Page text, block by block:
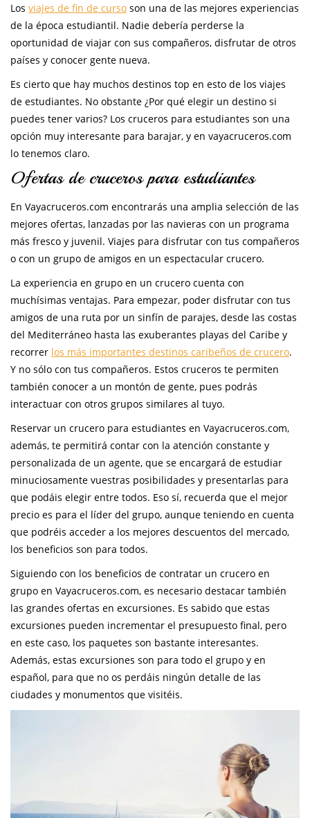
Los viajes de fin de curso son una de las mejores experiencias
de la época estudiantil. Nadie debería perderse la
oportunidad de viajar con sus compañeros, disfrutar de otros
países y conocer gente nueva.
Es cierto que hay muchos destinos top en esto de los viajes
de estudiantes. No obstante ¿Por qué elegir un destino si
puedes tener varios? Los cruceros para estudiantes son una
opción muy interesante para barajar, y en vayacruceros.com
lo tenemos claro.
Ofertas de cruceros para estudiantes
En Vayacruceros.com encontrarás una amplia selección de las
mejores ofertas, lanzadas por las navieras con un programa
más fresco y juvenil. Viajes para disfrutar con tus compañeros
o con un grupo de amigos en un espectacular crucero.
La experiencia en grupo en un crucero cuenta con
muchísimas ventajas. Para empezar, poder disfrutar con tus
amigos de una ruta por un sinfín de parajes, desde las costas
del Mediterráneo hasta las exuberantes playas del Caribe y
recorrer los más importantes destinos caribeños de crucero.
Y no sólo con tus compañeros. Estos cruceros te permiten
también conocer a un montón de gente, pues podrás
interactuar con otros grupos similares al tuyo.
Reservar un crucero para estudiantes en Vayacruceros.com,
además, te permitirá contar con la atención constante y
personalizada de un agente, que se encargará de estudiar
minuciosamente vuestras posibilidades y presentarlas para
que podáis elegir entre todos. Eso sí, recuerda que el mejor
precio es para el líder del grupo, aunque teniendo en cuenta
que podréis acceder a los mejores descuentos del mercado,
los beneficios son para todos.
Siguiendo con los beneficios de contratar un crucero en
grupo en Vayacruceros.com, es necesario destacar también
las grandes ofertas en excursiones. Es sabido que estas
excursiones pueden incrementar el presupuesto final, pero
en este caso, los paquetes son bastante interesantes.
Además, estas excursiones son para todo el grupo y en
español, para que no os perdáis ningún detalle de las
ciudades y monumentos que visitéis.